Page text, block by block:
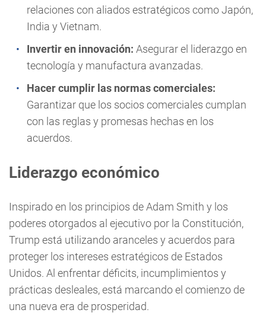
relaciones con aliados estratégicos como Japón,
India y Vietnam.
Invertir en innovación: Asegurar el liderazgo en
tecnología y manufactura avanzadas.
Hacer cumplir las normas comerciales:
Garantizar que los socios comerciales cumplan
con las reglas y promesas hechas en los
acuerdos.
Liderazgo económico
Inspirado en los principios de Adam Smith y los
poderes otorgados al ejecutivo por la Constitución,
Trump está utilizando aranceles y acuerdos para
proteger los intereses estratégicos de Estados
Unidos. Al enfrentar déficits, incumplimientos y
prácticas desleales, está marcando el comienzo de
una nueva era de prosperidad.